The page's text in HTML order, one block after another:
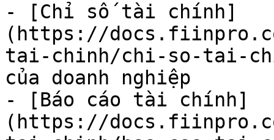
- [Chỉ số tài chính]
(https://
tai-chinh/chi-so-tai-
của doanh nghiệp
- [Báo cáo tài chính]
(https://